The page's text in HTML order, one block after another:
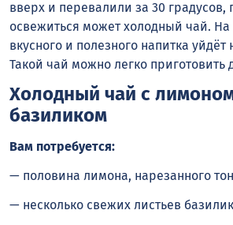
вверх и перевалили за 30 градусов,
освежиться может холодный чай. На
вкусного и полезного напитка уйдёт
Такой чай можно легко приготовить
Холодный чай с
базиликом
Вам потребуется:
— половина лимона, нарезанного
— несколько свежих листьев